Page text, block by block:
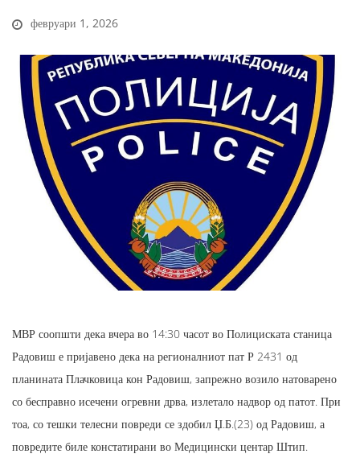
февруари 1, 2026
МВР соопшти дека вчера во 14:30 часот во Полициската станица
Радовиш е пријавено дека на регионалниот пат Р 2431 од
планината Плачковица кон Радовиш, запрежно возило натоварено
со бесправно исечени огревни дрва, излетало надвор од патот. При
тоа, со тешки телесни повреди се здобил Џ.Б.(23) од Радовиш, а
повредите биле констатирани во Медицински центар Штип.